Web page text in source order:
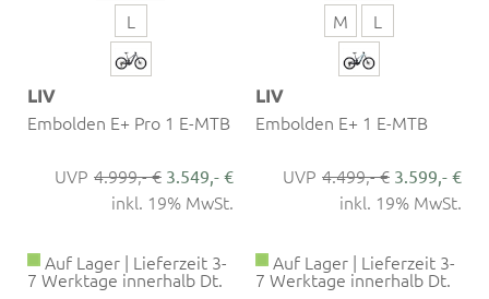
L
LIV
Embolden E+ Pro 1 E-MTB
4.999,- € 3.549,- €
inkl. 19% MwSt.
Auf Lager | Lieferzeit 3-
7 Werktage innerhalb Dt.
M
L
LIV
Embolden E+ 1 E-MTB
4.499,- € 3.599,- €
inkl. 19% MwSt.
Auf Lager | Lieferzeit 3-
7 Werktage innerhalb Dt.